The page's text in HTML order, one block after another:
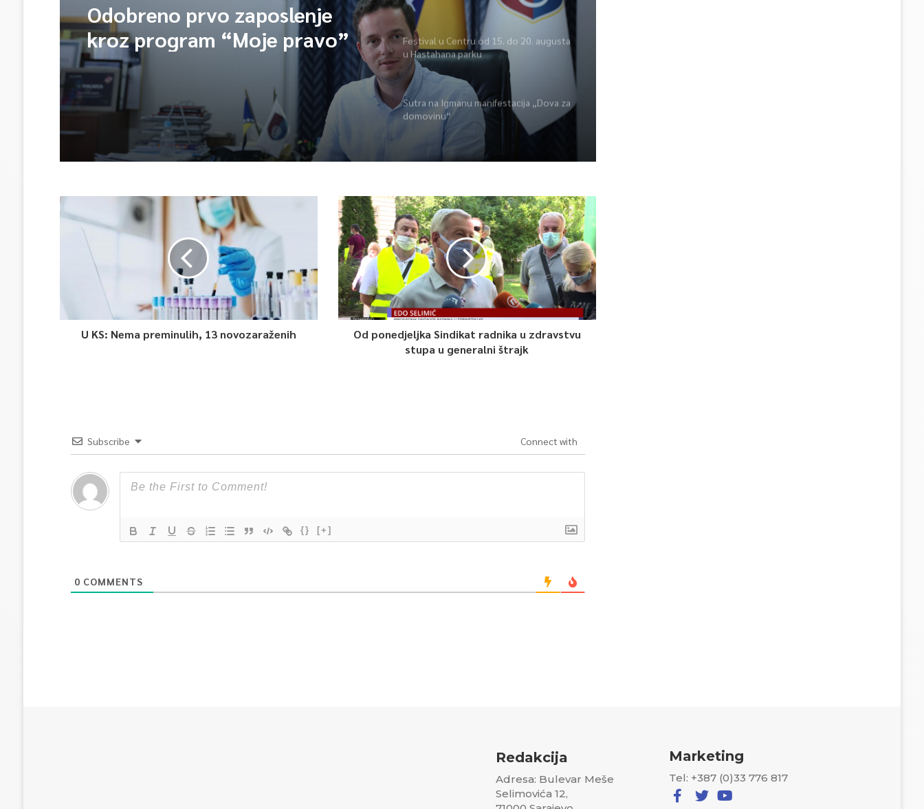
Odobreno prvo zaposlenje
kroz program “Moje pravo”
Festival u Centru od 15. do 20. augusta
u Hastahana parku
Sutra na Igmanu manifestacija „Dova za
domovinu“
U KS: Nema preminulih, 13 novozaraženih
Od ponedjeljka Sindikat radnika u zdravstvu
stupa u generalni štrajk
Subscribe Connect with
{} [+]
0 COMMENTS
Redakcija
Adresa: Bulevar Meše
Selimovića 12,
Marketing
Tel: +387 (0)33 776 817